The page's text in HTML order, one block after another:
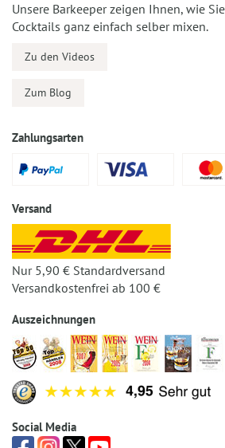
Unsere Barkeeper zeigen Ihnen, wie
Cocktails ganz einfach selber mixen.
Zu den Videos
Zum Blog
Zahlungsarten
Versand
Nur 5,90 € Standardversand
Versandkostenfrei ab 100 €
Auszeichnungen
Social Media